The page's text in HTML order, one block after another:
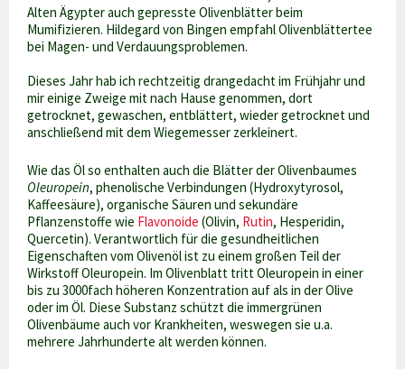
Alten Ägypter auch gepresste Olivenblätter beim
Mumifizieren. Hildegard von Bingen empfahl Olivenblättertee
bei Magen- und Verdauungsproblemen.
Dieses Jahr hab ich rechtzeitig drangedacht im Frühjahr und
mir einige Zweige mit nach Hause genommen, dort
getrocknet, gewaschen, entblättert, wieder getrocknet und
anschließend mit dem Wiegemesser zerkleinert.
Wie das Öl so enthalten auch die Blätter der Olivenbaumes
Oleuropein, phenolische Verbindungen (Hydroxytyrosol,
Kaffeesäure), organische Säuren und sekundäre
Pflanzenstoffe wie Flavonoide (Olivin, Rutin, Hesperidin,
Quercetin). Verantwortlich für die gesundheitlichen
Eigenschaften vom Olivenöl ist zu einem großen Teil der
Wirkstoff Oleuropein. Im Olivenblatt tritt Oleuropein in einer
bis zu 3000fach höheren Konzentration auf als in der Olive
oder im Öl. Diese Substanz schützt die immergrünen
Olivenbäume auch vor Krankheiten, weswegen sie u.a.
mehrere Jahrhunderte alt werden können.